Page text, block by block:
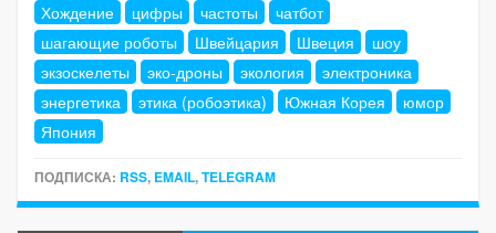
Хождение
цифры частоты
чатбот
шагающие роботы
Швейцария Швеция
шоу
экзоскелеты
эко-дроны экология
электроника
энергетика
этика (робоэтика) Южная Корея
юмор
Япония
ПОДПИСКА: RSS, EMAIL,TELEGRAM